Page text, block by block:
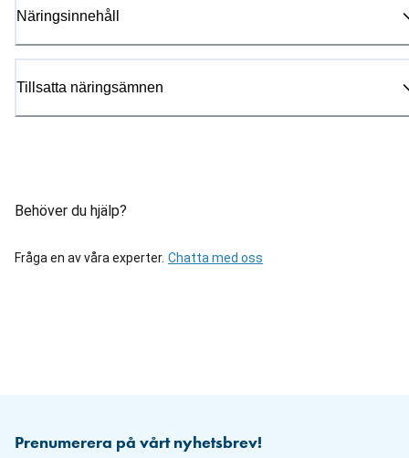
Näringsinnehåll
Tillsatta näringsämnen
Behöver du hjälp?
Fråga en av våra experter. Chatta med oss
Prenumerera på vårt nyhetsbrev!